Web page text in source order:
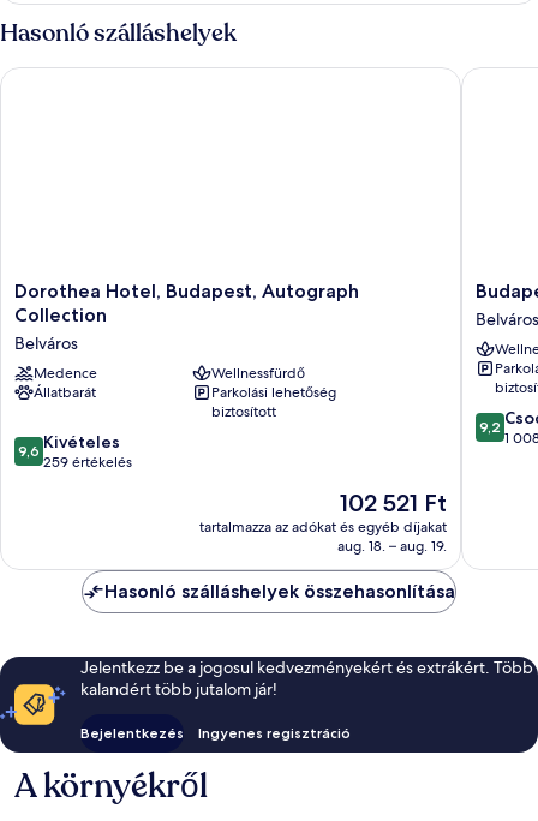
Hasonló szálláshelyek
Dorothea
Hotel,
Autograph
Collection
Belváros
Dorothea Hotel, Budapest, Autograph
Collection
Belváros
Medence
Wellnessfürdő
Állatbarát
Parkolási lehetőség
biztosított
9.6
ennyiből:
9,6 Kivételes
259 értékelés
Az
ár
102 521 Ft
102 521 Ft
tartalmazza az adókat és egyéb díjakat
aug. 18. – aug. 19.
Dorothea Hotel, Budapest, Autograph Collection
Marriott
Hotel
Belváros
Belváros
9.2
9,2
1
Hasonló szálláshelyek összehasonlítása
Jelentkezz be a jogosul kedvezményekért és extrákért. Több
kalandért több jutalom jár!
Bejelentkezés Ingyenes regisztráció
A környékről